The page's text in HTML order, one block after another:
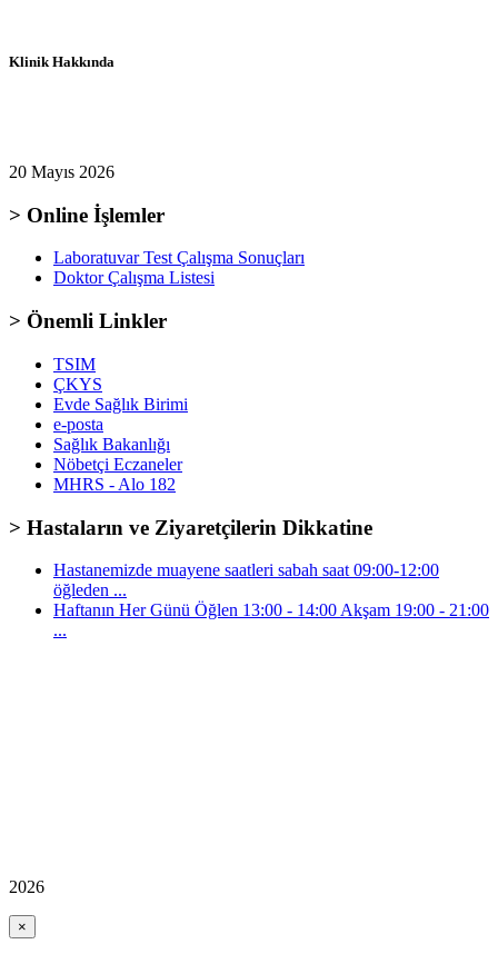
Klinik Hakkında
20 Mayıs 2026
> Online İşlemler
Laboratuvar Test Çalışma Sonuçları
Doktor Çalışma Listesi
> Önemli Linkler
TSIM
ÇKYS
Evde Sağlık Birimi
e-posta
Sağlık Bakanlığı
Nöbetçi Eczaneler
MHRS - Alo 182
> Hastaların ve Ziyaretçilerin Dikkatine
Hastanemizde muayene saatleri sabah saat 09:00-12:00
öğleden ...
Haftanın Her Günü Öğlen 13:00 - 14:00 Akşam 19:00 - 21:00
...
2026
×